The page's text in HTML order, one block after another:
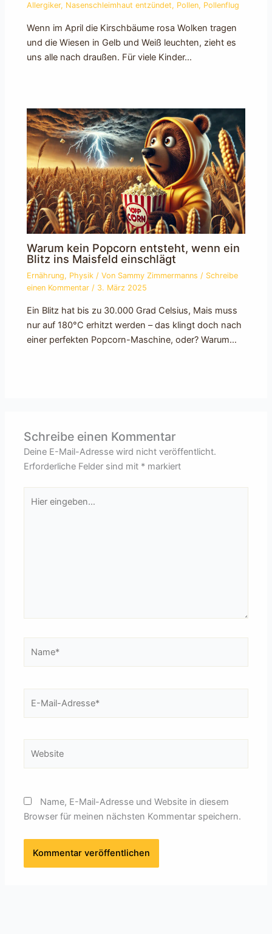
Allergiker, Nasenschleimhaut entzündet, Pollen, Pollenflug
Wenn im April die Kirschbäume rosa Wolken tragen
und die Wiesen in Gelb und Weiß leuchten, zieht es
uns alle nach draußen. Für viele Kinder…
Warum kein Popcorn entsteht, wenn ein
Blitz ins Maisfeld einschlägt
Ernährung, Physik / Von Sammy Zimmermanns/ Schreibe
einen Kommentar / 3. März 2025
Ein Blitz hat bis zu 30.000 Grad Celsius, Mais muss
nur auf 180°C erhitzt werden – das klingt doch nach
einer perfekten Popcorn-Maschine, oder? Warum…
Schreibe einen Kommentar
Deine E-Mail-Adresse wird nicht veröffentlicht.
Erforderliche Felder sind mit * markiert
eingeben…
Mail-
Name, E-Mail-Adresse und Website in diesem
Browser für meinen nächsten Kommentar speichern.